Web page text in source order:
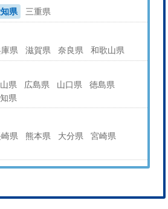
県 三重県
県 滋賀県 奈良県 和歌山県
県 広島県 山口県
徳島県
県
県 熊本県 大分県
宮崎県